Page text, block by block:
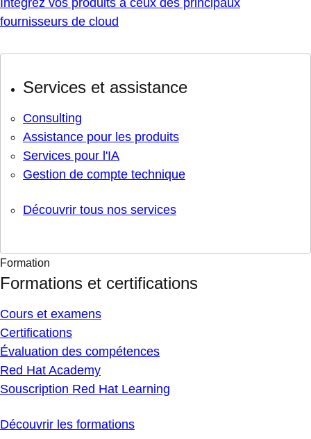
Intégrez vos produits à ceux des principaux
fournisseurs de cloud
Services et assistance
Consulting
Assistance pour les produits
Services pour l'IA
Gestion de compte technique
Découvrir tous nos services
Formation
Formations et certifications
Cours et examens
Certifications
Évaluation des compétences
Red Hat Academy
Souscription Red Hat Learning
Découvrir les formations